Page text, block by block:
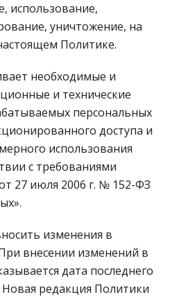
использование,
уничтожение, на
Политике.
необходимые и
и технические
персональных
доступа и
использования
с требованиями
27 июля 2006 г. № 152-ФЗ
изменения в
внесении изменений в
дата последнего
редакция Политики